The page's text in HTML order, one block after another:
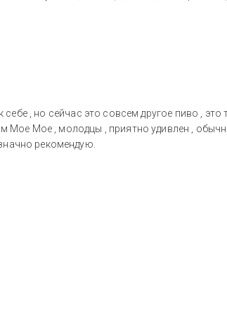
, но сейчас это совсем другое пиво , это
Мое Мое , молодцы , приятно удивлен ,
рекомендую.